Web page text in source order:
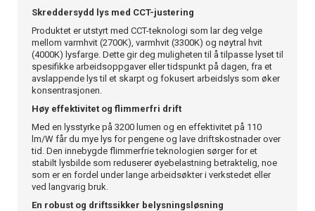
Skreddersydd lys med CCT-justering
Produktet er utstyrt med CCT-teknologi som lar deg velge
mellom varmhvit (2700K), varmhvit (3300K) og nøytral hvit
(4000K) lysfarge. Dette gir deg muligheten til å tilpasse lyset til
spesifikke arbeidsoppgaver eller tidspunkt på dagen, fra et
avslappende lys til et skarpt og fokusert arbeidslys som øker
konsentrasjonen.
Høy effektivitet og flimmerfri drift
Med en lysstyrke på 3200 lumen og en effektivitet på 110
lm/W får du mye lys for pengene og lave driftskostnader over
tid. Den innebygde flimmerfrie teknologien sørger for et
stabilt lysbilde som reduserer øyebelastning betraktelig, noe
som er en fordel under lange arbeidsøkter i verkstedet eller
ved langvarig bruk.
En robust og driftssikker belysningsløsning